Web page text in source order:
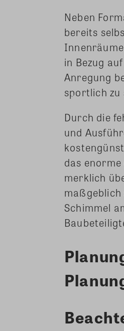
Neben
bereits
in Bezug
Anregung
sportlich zu
Durch die
und
das
merklich
Schimmel